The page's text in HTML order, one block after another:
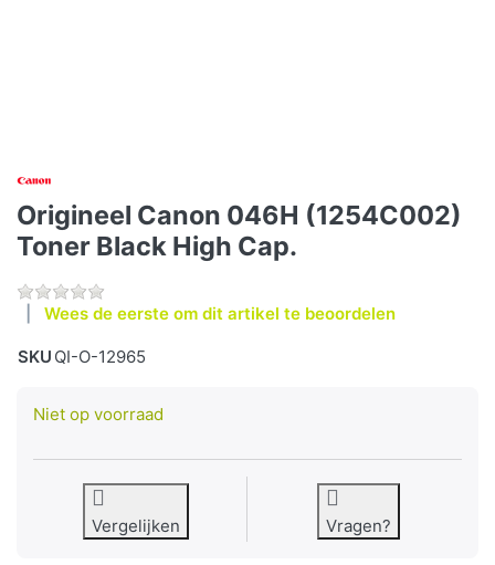
Origineel Canon 046H (1254C002)
Toner Black High Cap.
Wees de eerste om dit artikel te beoordelen
SKU QI-O-12965
Niet op voorraad
Vergelijken Vragen?